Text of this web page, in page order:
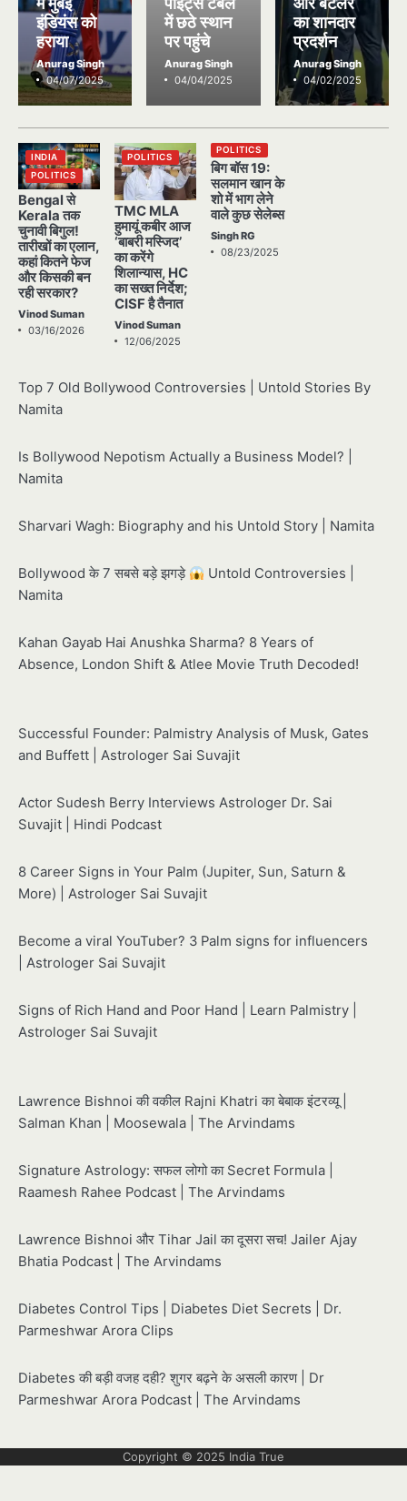
इंडियंस को
हराया
Anurag Singh
04/07/2025
में छठे स्थान
पर पहुंचे
Anurag Singh
04/04/2025
का शानदार
प्रदर्शन
Anurag Singh
04/02/2025
INDIA
POLITICS
Bengal से
Kerala तक
चुनावी बिगुल!
तारीखों का एलान,
कहां कितने फेज
और किसकी बन
रही सरकार?
Vinod Suman
03/16/2026
POLITICS
TMC MLA
हुमायूं कबीर आज
‘बाबरी मस्जिद’
का करेंगे
शिलान्यास, HC
का सख्त निर्देश;
CISF है तैनात
Vinod Suman
12/06/2025
POLITICS
बिग बॉस 19:
सलमान खान के
शो में भाग लेने
वाले कुछ सेलेब्स
Singh RG
08/23/2025
Top 7 Old Bollywood Controversies | Untold Stories By
Namita
Is Bollywood Nepotism Actually a Business Model? |
Namita
Sharvari Wagh: Biography and his Untold Story | Namita
Bollywood के 7 सबसे बड़े झगड़े
Untold Controversies |
Namita
Kahan Gayab Hai Anushka Sharma? 8 Years of
Absence, London Shift & Atlee Movie Truth Decoded!
Successful Founder: Palmistry Analysis of Musk, Gates
and Buffett | Astrologer Sai Suvajit
Actor Sudesh Berry Interviews Astrologer Dr. Sai
Suvajit | Hindi Podcast
8 Career Signs in Your Palm (Jupiter, Sun, Saturn &
More) | Astrologer Sai Suvajit
Become a viral YouTuber? 3 Palm signs for influencers
| Astrologer Sai Suvajit
Signs of Rich Hand and Poor Hand | Learn Palmistry |
Astrologer Sai Suvajit
Lawrence Bishnoi की वकील Rajni Khatri का बेबाक इंटरव्यू |
Salman Khan | Moosewala | The Arvindams
Signature Astrology: सफल लोगो का Secret Formula |
Raamesh Rahee Podcast | The Arvindams
Lawrence Bishnoi और Tihar Jail का दूसरा सच! Jailer Ajay
Bhatia Podcast | The Arvindams
Diabetes Control Tips | Diabetes Diet Secrets | Dr.
Parmeshwar Arora Clips
Diabetes की बड़ी वजह दही? शुगर बढ़ने के असली कारण | Dr
Parmeshwar Arora Podcast | The Arvindams
Copyright © 2025 India True